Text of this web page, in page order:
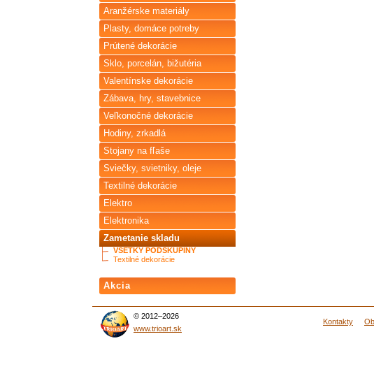
Aranžérske materiály
Plasty, domáce potreby
Prútené dekorácie
Sklo, porcelán, bižutéria
Valentínske dekorácie
Zábava, hry, stavebnice
Veľkonočné dekorácie
Hodiny, zrkadlá
Stojany na fľaše
Sviečky, svietniky, oleje
Textilné dekorácie
Elektro
Elektronika
Zametanie skladu
VŠETKY PODSKUPINY
Textilné dekorácie
Akcia
© 2012–2026
www.trioart.sk
Kontakty